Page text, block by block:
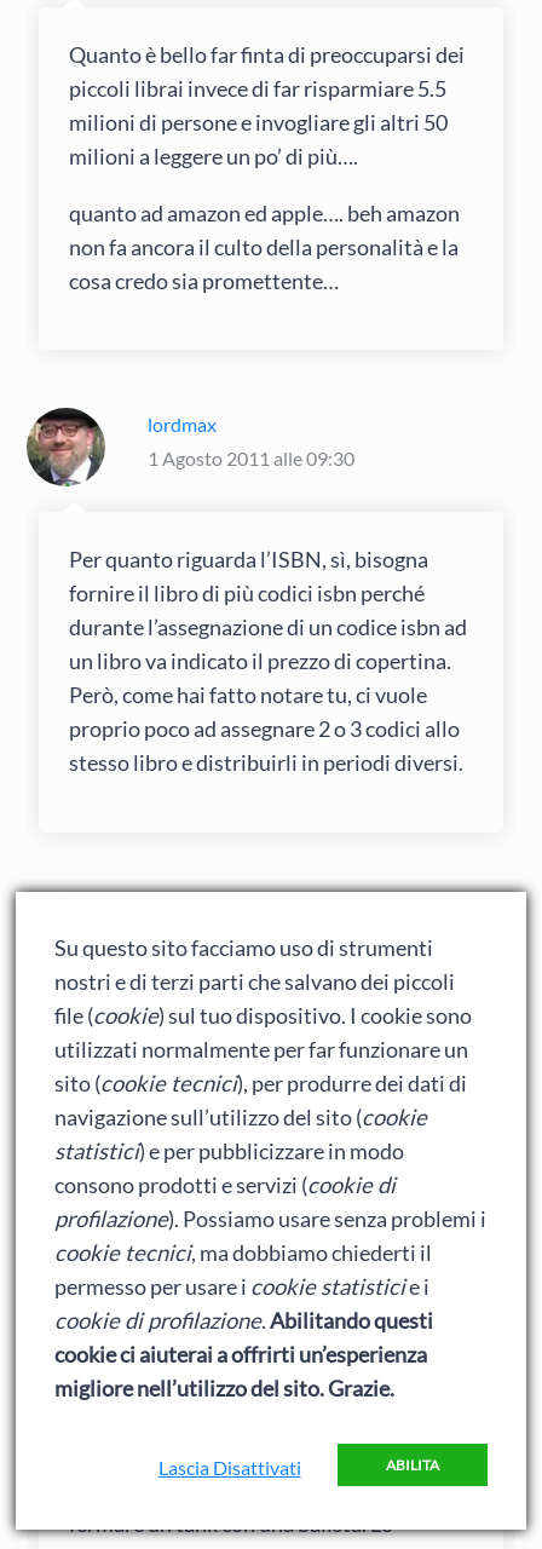
Quanto è bello far finta di preoccuparsi dei
piccoli librai invece di far risparmiare 5.5
milioni di persone e invogliare gli altri 50
milioni a leggere un po’ di più….
quanto ad amazon ed apple…. beh amazon
non fa ancora il culto della personalità e la
cosa credo sia promettente…
lordmax
1 Agosto 2011 alle 09:30
Per quanto riguarda l’ISBN, sì, bisogna
fornire il libro di più codici isbn perché
durante l’assegnazione di un codice isbn ad
un libro va indicato il prezzo di copertina.
Però, come hai fatto notare tu, ci vuole
proprio poco ad assegnare 2 o 3 codici allo
stesso libro e distribuirli in periodi diversi.
1 Agosto 2011 alle 09:46
Grazie, Duca ! Facciamo la Costituente del
libro in rete?… Proviamo a scrivere noi una
Legge wiki sulla nuova economia del libro.
Quella sui coniglietti la scriveremo più
tardi…
Mario Guaraldi
angelo benuzzi
1 Agosto 2011 alle 14:04
Questo tipo di misure equivale a cercare di
fermare un tank con una balista. Lo
Su questo sito facciamo uso di strumenti
nostri e di terzi parti che salvano dei piccoli
file (cookie) sul tuo dispositivo. I cookie sono
utilizzati normalmente per far funzionare un
sito (cookie tecnici), per produrre dei dati di
navigazione sull’utilizzo del sito (cookie
statistici) e per pubblicizzare in modo
consono prodotti e servizi (cookie di
profilazione). Possiamo usare senza problemi i
cookie tecnici, ma dobbiamo chiederti il
permesso per usare i cookie statisticie i
cookie di profilazione.Abilitando questi
cookie ci aiuterai a offrirti un’esperienza
migliore nell’utilizzo del sito. Grazie.
ABILITA
Lascia Disattivati